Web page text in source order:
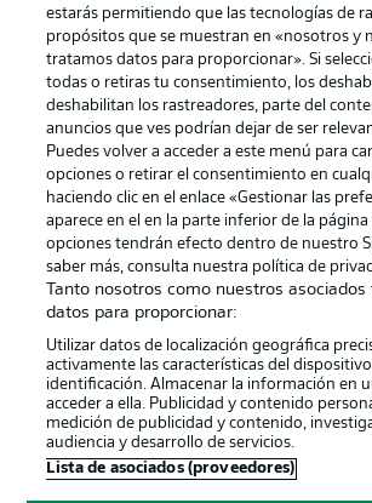
Publicidad Aviso
Gestionar las preferencias
Canales Trabajos
Jugadores
Sello Editorial Contacto
© 2026 Bundesliga-Gruppe
estarás permitiendo que las tecnologías de
propósitos que se muestran en «nosotros y
tratamos datos para proporcionar». Si
todas o retiras tu consentimiento, los
deshabilitan los rastreadores, parte del
anuncios que ves podrían dejar de ser
Puedes volver a acceder a este menú para
opciones o retirar el consentimiento en
haciendo clic en el enlace «Gestionar las
aparece en el en la parte inferior de la página
opciones tendrán efecto dentro de nuestro
saber más, consulta nuestra política de
Tanto nosotros como nuestros
datos para proporcionar:
Utilizar datos de localización geográfica
activamente las características del
identificación. Almacenar la información en
acceder a ella. Publicidad y contenido
medición de publicidad y contenido,
audiencia y desarrollo de servicios.
Lista de asociados (proveedores)